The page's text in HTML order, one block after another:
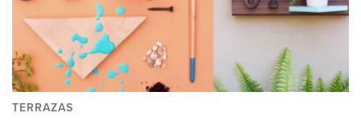
TERRAZAS